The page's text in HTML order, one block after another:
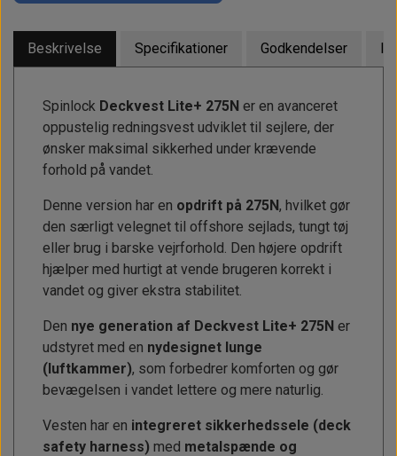
Beskrivelse Specifikationer Godkendelser I
Spinlock Deckvest Lite+ 275N er en avanceret
oppustelig redningsvest udviklet til sejlere, der
ønsker maksimal sikkerhed under krævende
forhold på vandet.
Denne version har en opdrift på 275N, hvilket gør
den særligt velegnet til offshore sejlads, tungt tøj
eller brug i barske vejrforhold. Den højere opdrift
hjælper med hurtigt at vende brugeren korrekt i
vandet og giver ekstra stabilitet.
Den nye generation af Deckvest Lite+ 275N er
udstyret med en nydesignet lunge
(luftkammer), som forbedrer komforten og gør
bevægelsen i vandet lettere og mere naturlig.
Vesten har en integreret sikkerhedssele (deck
safety harness) med metalspænde og